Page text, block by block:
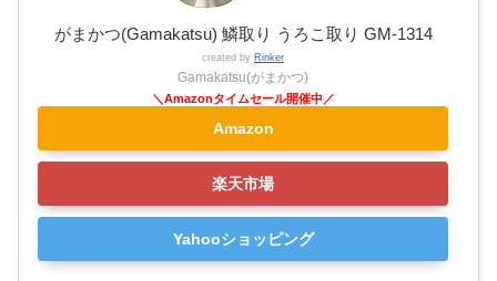
がまかつ(Gamakatsu) 鱗取り うろこ取り GM-1314
created by Rinker
Gamakatsu(がまかつ)
Amazon
楽天市場
Yahooショッピング